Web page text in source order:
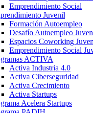
Emprendimiento Social
Juvenil
Formación Autoempleo
Desafío Autoempleo
Espacios Coworking
Emprendimiento Social
ACTIVA
Activa Industria 4.0
Activa Ciberseguridad
Activa Crecimiento
Activa Startups
Acelera Startups